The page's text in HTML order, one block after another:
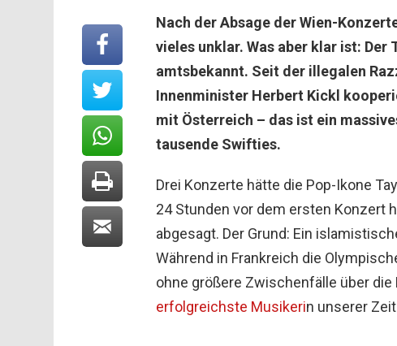
Nach der Absage der Wien-
vieles unklar. Was aber klar ist:
amtsbekannt. Seit der illegalen
Innenminister Herbert Kickl
mit Österreich – das ist ein
tausende Swifties.
Drei Konzerte hätte die Pop-Ikone
24 Stunden vor dem ersten Konzert
abgesagt. Der Grund: Ein
Während in Frankreich die
ohne größere Zwischenfälle über die
erfolgreichste Musikerin unserer